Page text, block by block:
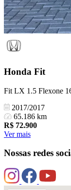
Honda Fit
Fit LX 1.5 Flexone
2017/2017
65.186 km
R$ 72.900
Ver mais
Nossas redes